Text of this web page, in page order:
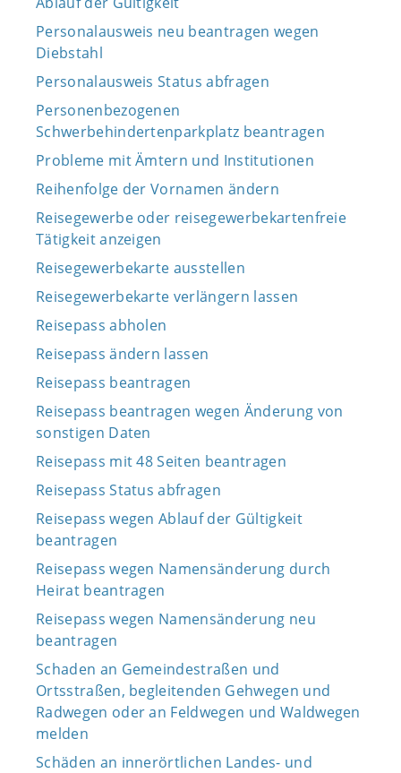
Personalausweis neu beantragen wegen
Diebstahl
Personalausweis Status abfragen
Personenbezogenen
Schwerbehindertenparkplatz beantragen
Probleme mit Ämtern und Institutionen
Reihenfolge der Vornamen ändern
Reisegewerbe oder reisegewerbekartenfreie
Tätigkeit anzeigen
Reisegewerbekarte ausstellen
Reisegewerbekarte verlängern lassen
Reisepass abholen
Reisepass ändern lassen
Reisepass beantragen
Reisepass beantragen wegen Änderung von
sonstigen Daten
Reisepass mit 48 Seiten beantragen
Reisepass Status abfragen
Reisepass wegen Ablauf der Gültigkeit
beantragen
Reisepass wegen Namensänderung durch
Heirat beantragen
Reisepass wegen Namensänderung neu
beantragen
Schaden an Gemeindestraßen und
Ortsstraßen, begleitenden Gehwegen und
Radwegen oder an Feldwegen und Waldwegen
melden
Schäden an innerörtlichen Landes- und